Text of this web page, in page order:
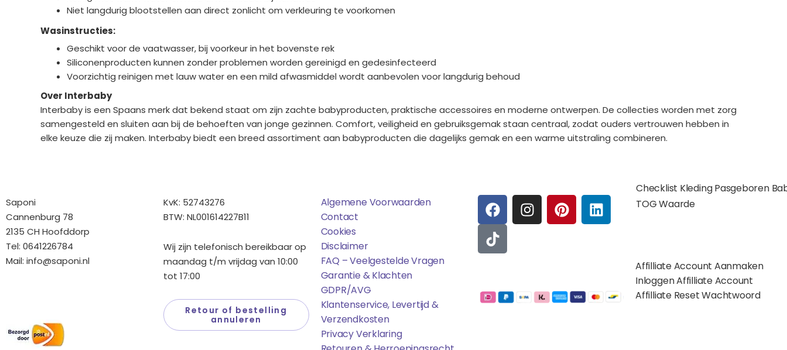
Niet langdurig blootstellen aan direct zonlicht om verkleuring te voorkomen
Wasinstructies:
Geschikt voor de vaatwasser, bij voorkeur in het bovenste rek
Siliconenproducten kunnen zonder problemen worden gereinigd en gedesinfecteerd
Voorzichtig reinigen met lauw water en een mild afwasmiddel wordt aanbevolen voor langdurig behoud
Over Interbaby
Interbaby is een Spaans merk dat bekend staat om zijn zachte babyproducten, praktische accessoires en moderne ontwerpen. De collecties worden met zorg
samengesteld en sluiten aan bij de behoeften van jonge gezinnen. Comfort, veiligheid en gebruiksgemak staan centraal, zodat ouders vertrouwen hebben in
elke keuze die zij maken. Interbaby biedt een breed assortiment aan babyproducten die dagelijks gemak en een warme uitstraling combineren.
Saponi
Cannenburg 78
2135 CH Hoofddorp
Tel: 0641226784
Mail: info@saponi.nl
KvK: 52743276
BTW: NL001614227B11
Wij zijn telefonisch bereikbaar op
maandag t/m vrijdag van 10:00
tot 17:00
Retour of bestelling
annuleren
Algemene Voorwaarden
Contact
Cookies
Disclaimer
FAQ – Veelgestelde Vragen
Garantie & Klachten
GDPR/AVG
Klantenservice, Levertijd &
Verzendkosten
Privacy Verklaring
F
A
C
E
B
O
K
I
N
S
A
P
I
N
E
S
L
I
N
I
N
T
I
K
T
O
Checklist Kleding Pasgeboren
TOG Waarde
Affilliate Account Aanmaken
Inloggen Affilliate Account
Affilliate Reset Wachtwoord